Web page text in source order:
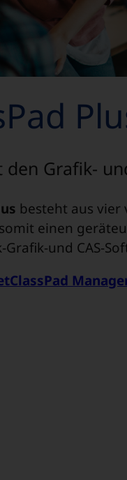
den Grafik-
besteht aus vier
einen
und CAS-
ClassPad